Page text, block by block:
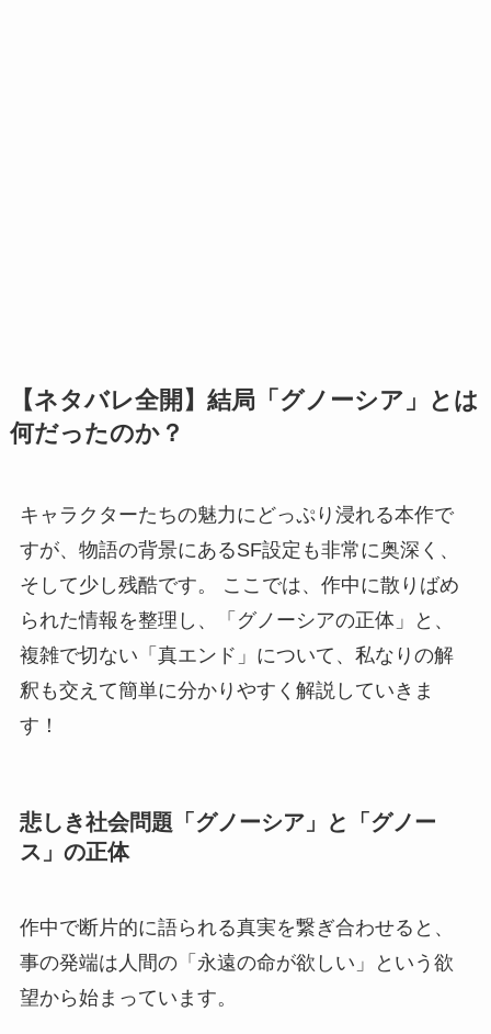
【ネタバレ全開】結局「グノーシア」とは
何だったのか？
キャラクターたちの魅力にどっぷり浸れる本作で
すが、物語の背景にあるSF設定も非常に奥深く、
そして少し残酷です。 ここでは、作中に散りばめ
られた情報を整理し、「グノーシアの正体」と、
複雑で切ない「真エンド」について、私なりの解
釈も交えて簡単に分かりやすく解説していきま
す！
悲しき社会問題「グノーシア」と「グノー
ス」の正体
作中で断片的に語られる真実を繋ぎ合わせると、
事の発端は人間の「永遠の命が欲しい」という欲
望から始まっています。